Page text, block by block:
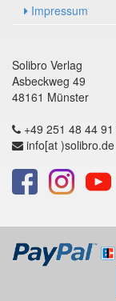
Impressum
Solibro Verlag
Asbeckweg 49
48161 Münster
+49 251 48 44 91
info[at )solibro.de